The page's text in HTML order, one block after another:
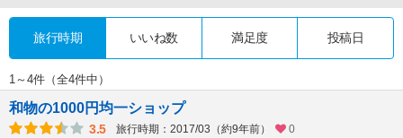
旅行時期 いいね数 満足度 投稿日
1～4件（全4件中）
和物の1000円均一ショップ
3.5 旅行時期：2017/03（約9年前）
0